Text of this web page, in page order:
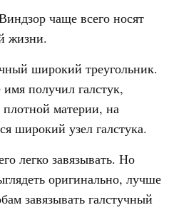
чаще всего носят
жизни.
широкий треугольник.
получил галстук,
плотной материи, на
широкий узел галстука.
легко завязывать. Но
оригинально, лучше
завязывать галстучный